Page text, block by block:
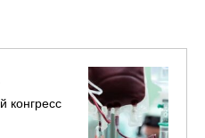
конгресс